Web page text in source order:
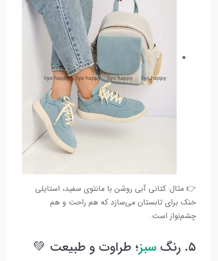
👉 مثال: کتانی آبی روشن با مانتوی سفید، استایلی
خنک برای تابستان می‌سازد که هم راحت و هم
چشم‌نواز است.
۵. رنگ سبز؛ طراوت و طبیعت 💚